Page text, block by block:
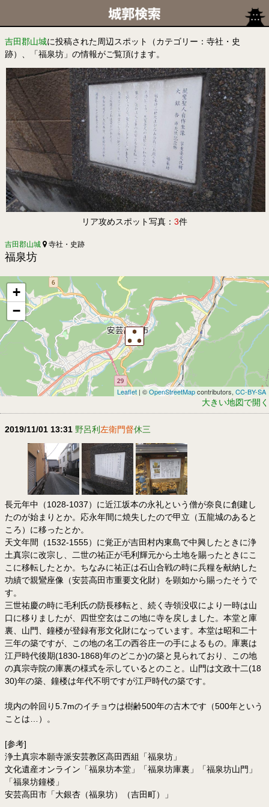
吉田郡山城に投稿された周辺スポット（カテゴリー：寺社・史
跡）、「福泉坊」の情報がご覧頂けます。
リア攻めスポット写真： 3件
吉田郡山城 寺社・史跡
福泉坊
+
−
Leaflet | ©OpenStreetMapcontributors, CC-BY-SA
大きい地図で開く
2019/11/01 13:31 野呂利 左衛門督休三
長元年中（1028-1037）に近江坂本の永礼という僧が奈良に創建し
たのが始まりとか。応永年間に焼失したので甲立（五龍城のあると
ころ）に移ったとか。
天文年間（1532-1555）に覚正が吉田村内東島で中興したときに浄
土真宗に改宗し、二世の祐正が毛利輝元から土地を賜ったときにこ
こに移転したとか。ちなみに祐正は石山合戦の時に兵糧を献納した
功績で親鸞座像（安芸高田市重要文化財）を顕如から賜ったそうで
す。
三世祐慶の時に毛利氏の防長移転と、続く寺領没収により一時は山
口に移りましたが、四世空玄はこの地に寺を戻しました。本堂と庫
裏、山門、鐘楼が登録有形文化財になっています。本堂は昭和二十
三年の築ですが、この地の名工の西谷庄一の手によるもの。庫裏は
江戸時代後期(1830-1868)年のどこか)の築と見られており、この地
の真宗寺院の庫裏の様式を示しているとのこと。山門は文政十二(18
30)年の築、鐘楼は年代不明ですが江戸時代の築です。
境内の幹回り5.7mのイチョウは樹齢500年の古木です（500年という
ことは…）。
[参考]
浄土真宗本願寺派安芸教区高田西組「福泉坊」
文化遺産オンライン「福泉坊本堂」「福泉坊庫裏」「福泉坊山門」
「福泉坊鐘楼」
安芸高田市「大銀杏（福泉坊）（吉田町）」